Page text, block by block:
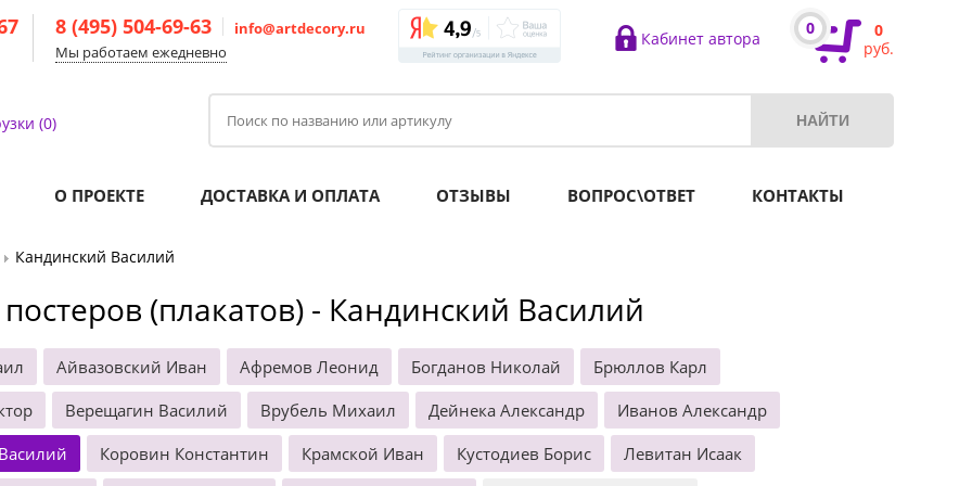
8 (495) 504-69-63
info@artdecory.ru
Мы работаем ежедневно
Кабинет автора
0
0
руб.
(0)
О ПРОЕКТЕ ДОСТАВКА И ОПЛАТА ОТЗЫВЫ ВОПРОС\ОТВЕТ КОНТАКТЫ
Кандинский Василий
постеров (плакатов) - Кандинский Василий
Айвазовский Иван Афремов Леонид Богданов Николай
Брюллов Карл
Верещагин Василий Врубель Михаил Дейнека Александр
Иванов Александр
Коровин Константин Крамской Иван Кустодиев Борис Левитан Исаак